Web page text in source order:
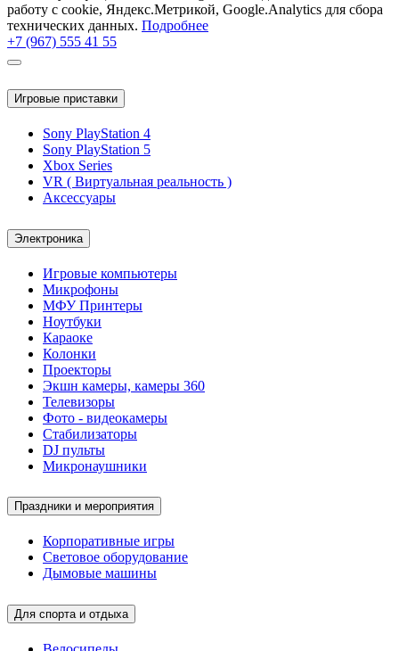
работу с cookie, Яндекс.Метрикой, Google.Analytics для сбора
технических данных. Подробнее
+7 (967) 555 41 55
Игровые приставки
Sony PlayStation 4
Sony PlayStation 5
Xbox Series
VR ( Виртуальная реальность )
Аксессуары
Электроника
Игровые компьютеры
Микрофоны
МФУ Принтеры
Ноутбуки
Караоке
Колонки
Проекторы
Экшн камеры, камеры 360
Телевизоры
Фото - видеокамеры
Стабилизаторы
DJ пульты
Микронаушники
Праздники и мероприятия
Корпоративные игры
Световое оборудование
Дымовые машины
Для спорта и отдыха